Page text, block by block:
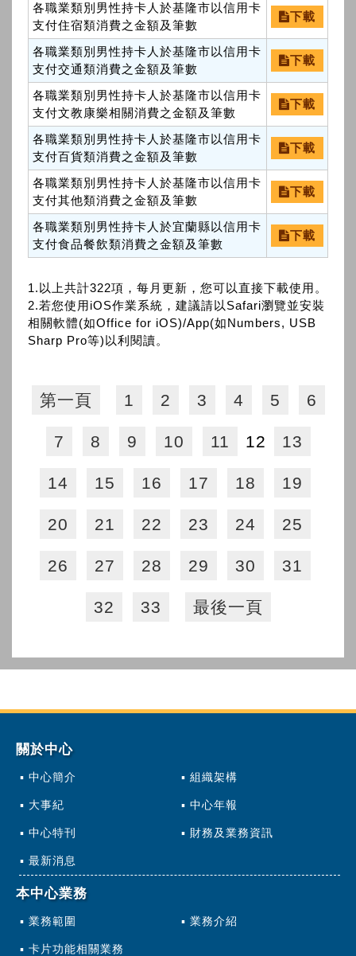
各職業類別男性持卡人於基隆市以信用卡
支付住宿類消費之金額及筆數
下載
各職業類別男性持卡人於基隆市以信用卡
支付交通類消費之金額及筆數
下載
各職業類別男性持卡人於基隆市以信用卡
支付文教康樂相關消費之金額及筆數
下載
各職業類別男性持卡人於基隆市以信用卡
支付百貨類消費之金額及筆數
下載
各職業類別男性持卡人於基隆市以信用卡
支付其他類消費之金額及筆數
下載
各職業類別男性持卡人於宜蘭縣以信用卡
支付食品餐飲類消費之金額及筆數
下載
1.以上共計322項，每月更新，您可以直接下載使用。
2.若您使用iOS作業系統，建議請以Safari瀏覽並安裝
相關軟體(如Office for iOS)/App(如Numbers, USB
Sharp Pro等)以利閱讀。
第一頁 1 2 3 4 5 6
7 8 9 10 11 12 13
14 15 16 17 18 19
20 21 22 23 24 25
26 27 28 29 30 31
32 33 最後一頁
關於中心
中心簡介 組織架構
大事紀 中心年報
中心特刊 財務及業務資訊
最新消息
本中心業務
業務範圍 業務介紹
卡片功能相關業務